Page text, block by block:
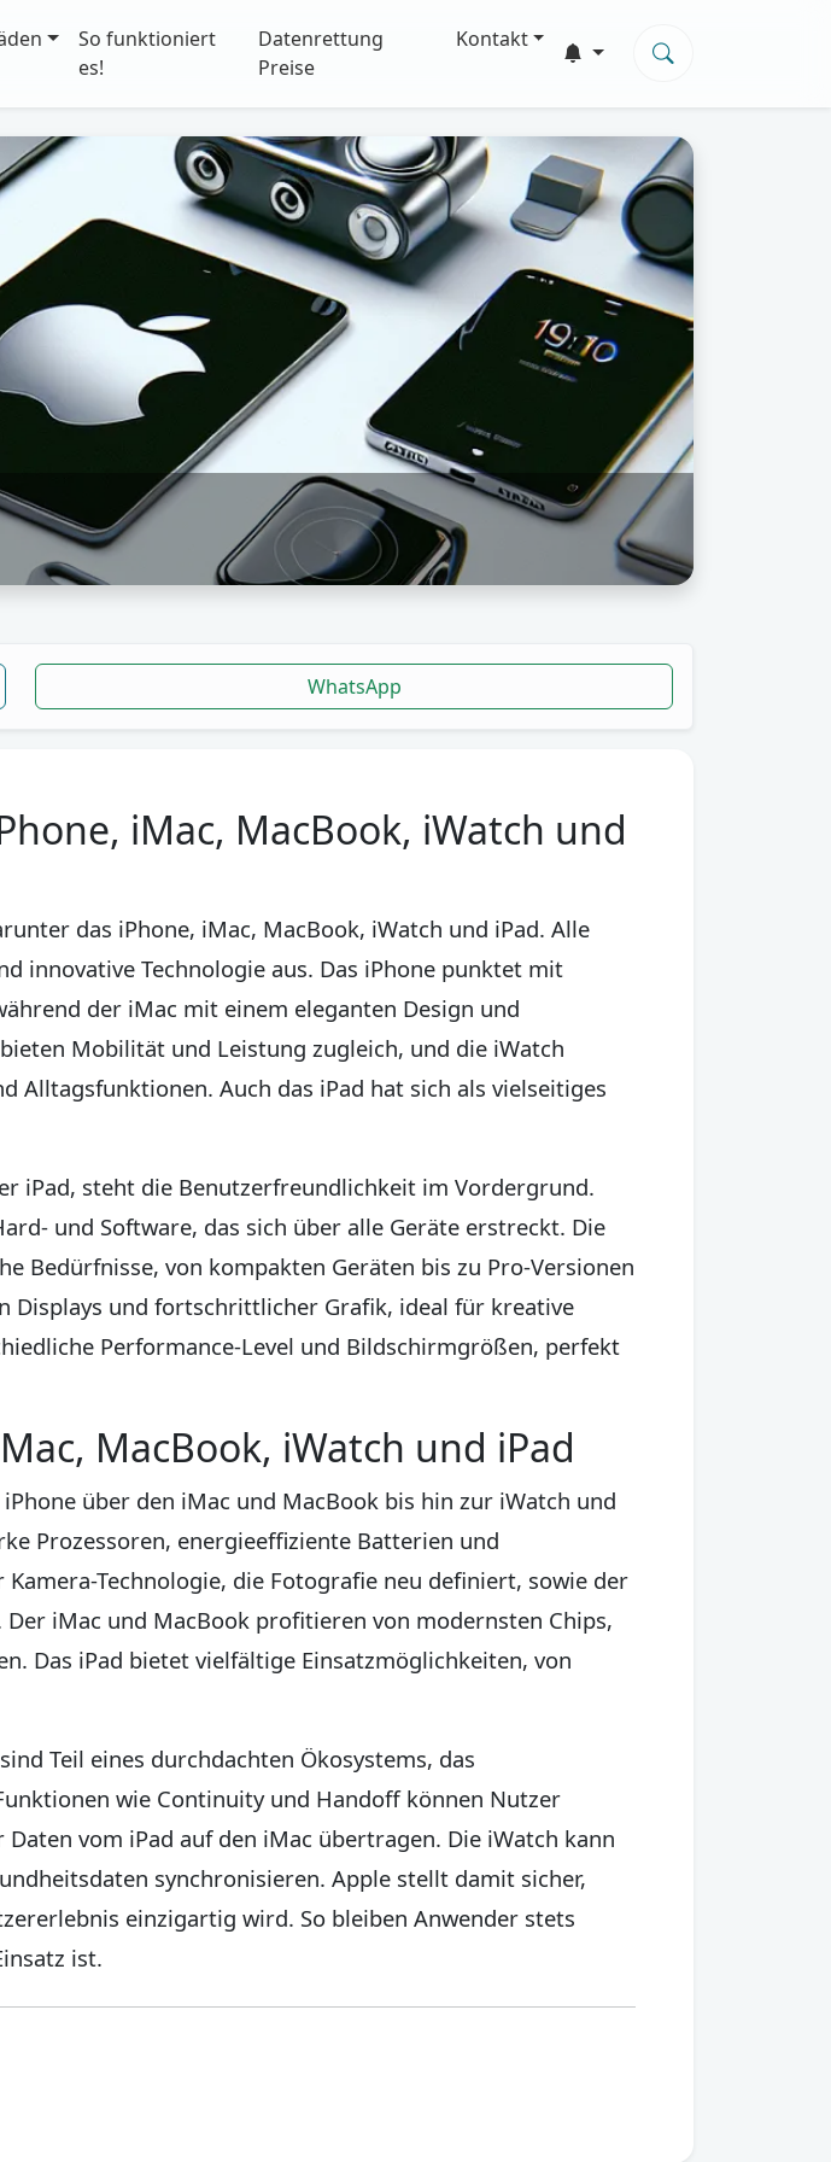
So funktioniert
es!
Datenrettung
Preise
Kontakt
WhatsApp
iMac, MacBook, iWatch und
das iPhone, iMac, MacBook, iWatch und iPad. Alle
innovative Technologie aus. Das iPhone punktet mit
der iMac mit einem eleganten Design und
Mobilität und Leistung zugleich, und die iWatch
Alltagsfunktionen. Auch das iPad hat sich als vielseitiges
iPad, steht die Benutzerfreundlichkeit im Vordergrund.
und Software, das sich über alle Geräte erstreckt. Die
Bedürfnisse, von kompakten Geräten bis zu Pro-Versionen
und fortschrittlicher Grafik, ideal für kreative
Performance-Level und Bildschirmgrößen, perfekt
MacBook, iWatch und iPad
über den iMac und MacBook bis hin zur iWatch und
Prozessoren, energieeffiziente Batterien und
Technologie, die Fotografie neu definiert, sowie der
iMac und MacBook profitieren von modernsten Chips,
Das iPad bietet vielfältige Einsatzmöglichkeiten, von
Teil eines durchdachten Ökosystems, das
wie Continuity und Handoff können Nutzer
vom iPad auf den iMac übertragen. Die iWatch kann
synchronisieren. Apple stellt damit sicher,
einzigartig wird. So bleiben Anwender stets
ist.